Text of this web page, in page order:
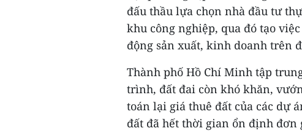
đấu thầu lựa chọn nhà đầu tư
khu công nghiệp, qua đó tạo
động sản xuất, kinh doanh trên
Thành phố Hồ Chí Minh tập
trình, đất đai còn khó khăn,
toán lại giá thuê đất của các dự
đất đã hết thời gian ổn định đơn